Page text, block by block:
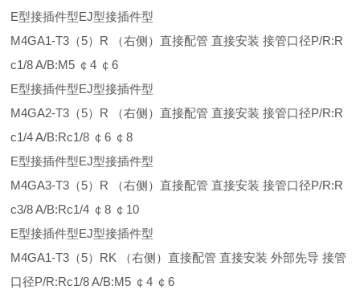
E型接插件型EJ型接插件型
M4GA1-T3（5）R （右侧）直接配管 直接安装 接管口径P/R:R
c1/8 A/B:M5 ￠4 ￠6
E型接插件型EJ型接插件型
M4GA2-T3（5）R （右侧）直接配管 直接安装 接管口径P/R:R
c1/4 A/B:Rc1/8 ￠6 ￠8
E型接插件型EJ型接插件型
M4GA3-T3（5）R （右侧）直接配管 直接安装 接管口径P/R:R
c3/8 A/B:Rc1/4 ￠8 ￠10
E型接插件型EJ型接插件型
M4GA1-T3（5）RK （右侧）直接配管 直接安装 外部先导 接管
口径P/R:Rc1/8 A/B:M5 ￠4 ￠6